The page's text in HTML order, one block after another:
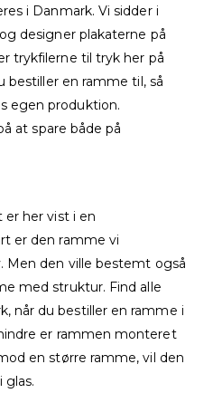
i Danmark. Vi sidder i
designer plakaterne på
trykfilerne til tryk her på
bestiller en ramme til, så
egen produktion.
at spare både på
er her vist i en
er den ramme vi
den ville bestemt også
med struktur. Find alle
når du bestiller en ramme i
er rammen monteret
en større ramme, vil den